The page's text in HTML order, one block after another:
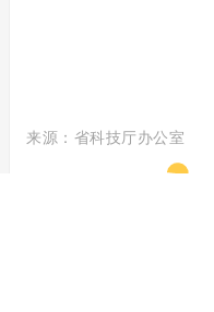
来源：省科技厅办公室